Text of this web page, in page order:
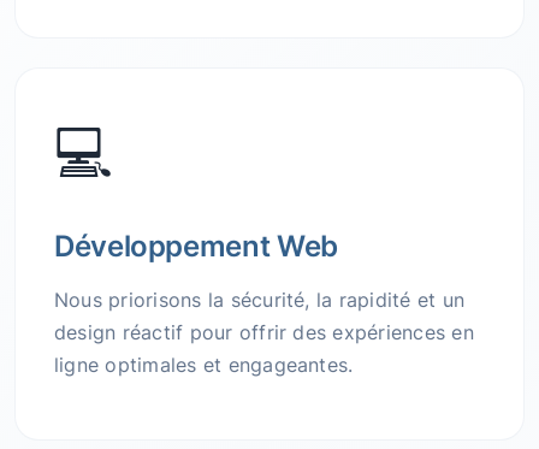
💻
Développement Web
Nous priorisons la sécurité, la rapidité et un
design réactif pour offrir des expériences en
ligne optimales et engageantes.